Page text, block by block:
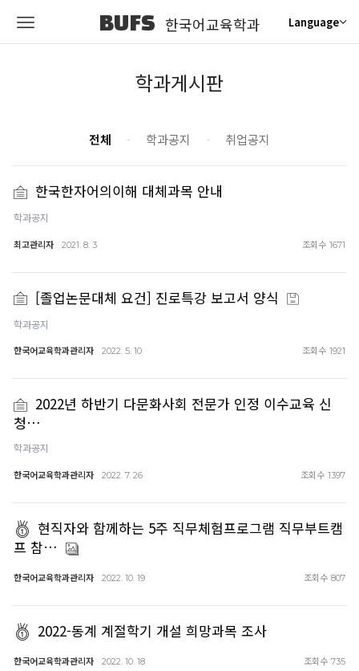
BUFS 한국어교육학과 Language
학과게시판
전체 학과공지 취업공지
한국한자어의이해 대체과목 안내
학과공지
최고관리자 2021. 8. 3 조회수 1671
[졸업논문대체 요건] 진로특강 보고서 양식
학과공지
한국어교육학과관리자 2022. 5. 10 조회수 1921
2022년 하반기 다문화사회 전문가 인정 이수교육 신
청…
학과공지
한국어교육학과관리자 2022. 7. 26 조회수 1397
현직자와 함께하는 5주 직무체험프로그램 직무부트캠
프 참…
한국어교육학과관리자 2022. 10. 19 조회수 807
2022-동계 계절학기 개설 희망과목 조사
한국어교육학과관리자 2022. 10. 18 조회수 735